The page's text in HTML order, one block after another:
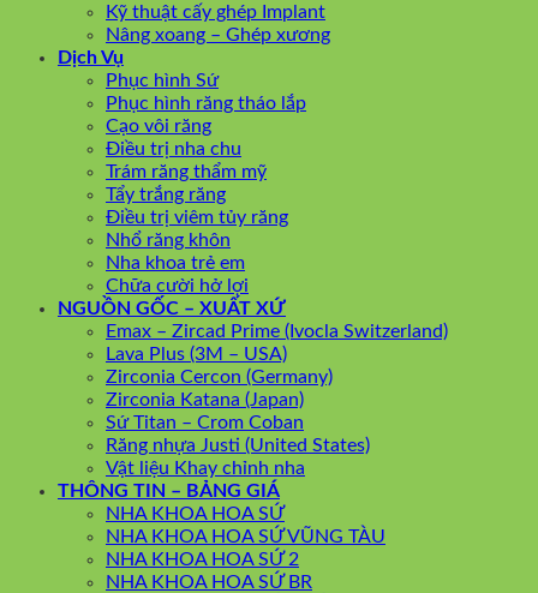
Kỹ thuật cấy ghép Implant
Nâng xoang – Ghép xương
Dịch Vụ
Phục hình Sứ
Phục hình răng tháo lắp
Cạo vôi răng
Điều trị nha chu
Trám răng thẩm mỹ
Tẩy trắng răng
Điều trị viêm tủy răng
Nhổ răng khôn
Nha khoa trẻ em
Chữa cười hở lợi
NGUỒN GỐC – XUẤT XỨ
Emax – Zircad Prime (Ivocla Switzerland)
Lava Plus (3M – USA)
Zirconia Cercon (Germany)
Zirconia Katana (Japan)
Sứ Titan – Crom Coban
Răng nhựa Justi (United States)
Vật liệu Khay chỉnh nha
THÔNG TIN – BẢNG GIÁ
NHA KHOA HOA SỨ
NHA KHOA HOA SỨ VŨNG TÀU
NHA KHOA HOA SỨ 2
NHA KHOA HOA SỨ BR